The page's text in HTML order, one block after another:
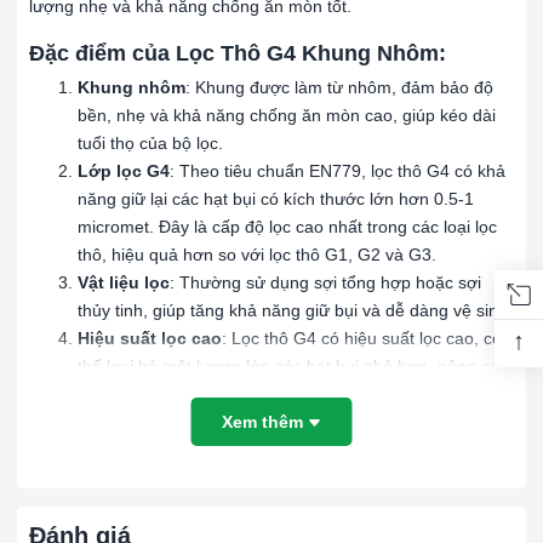
lượng nhẹ và khả năng chống ăn mòn tốt.
Đặc điểm của Lọc Thô G4 Khung Nhôm:
Khung nhôm: Khung được làm từ nhôm, đảm bảo độ
bền, nhẹ và khả năng chống ăn mòn cao, giúp kéo dài
tuổi thọ của bộ lọc.
Lớp lọc G4: Theo tiêu chuẩn EN779, lọc thô G4 có khả
năng giữ lại các hạt bụi có kích thước lớn hơn 0.5-1
micromet. Đây là cấp độ lọc cao nhất trong các loại lọc
thô, hiệu quả hơn so với lọc thô G1, G2 và G3.
Vật liệu lọc: Thường sử dụng sợi tổng hợp hoặc sợi
thủy tinh, giúp tăng khả năng giữ bụi và dễ dàng vệ sinh.
Hiệu suất lọc cao: Lọc thô G4 có hiệu suất lọc cao, có
thể loại bỏ một lượng lớn các hạt bụi nhỏ hơn, nâng cao
chất lượng không khí đầu vào.
Ứng dụng của Lọc Thô G4 Khung Nhôm:
suất hệ thống.
Xem thêm
Đánh giá
↑